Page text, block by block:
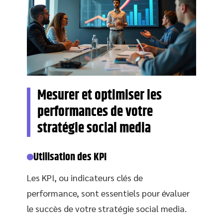
Mesurer et optimiser les
performances de votre
stratégie social media
Utilisation des KPI
Les KPI, ou indicateurs clés de
performance, sont essentiels pour évaluer
le succès de votre stratégie social media.